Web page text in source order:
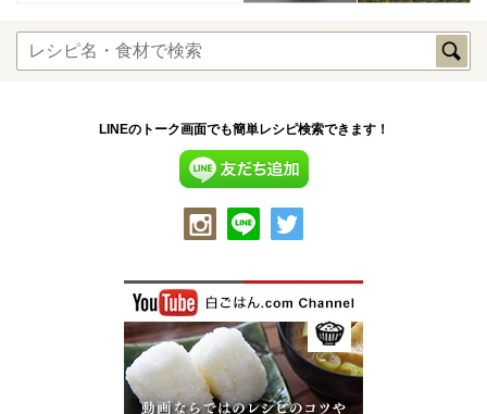
LINEのトーク画面でも簡単レシピ検索できます！